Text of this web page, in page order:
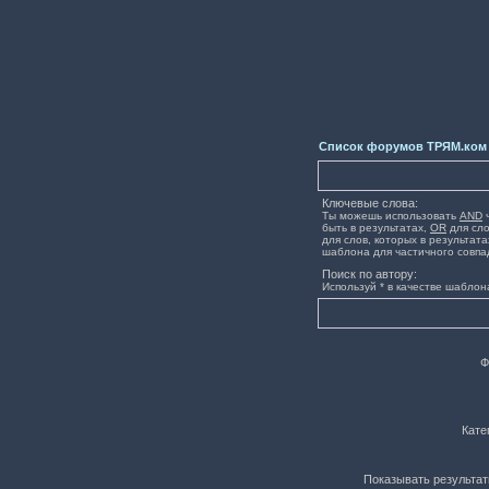
Список форумов ТРЯМ.ком
Ключевые слова:
Ты можешь использовать AND
быть в результатах, OR для
для слов, которых в
шаблона для частичного
Поиск по автору:
Используй * в качестве
Показывать